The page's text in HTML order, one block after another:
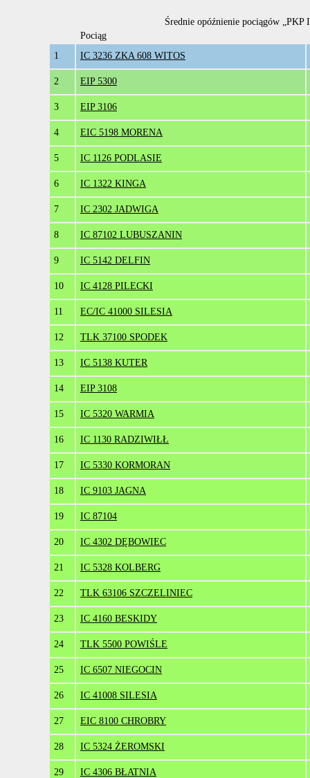
Średnie opóźnienie pociągów
Pociąg
1
IC 3236 ZKA 608 WITOS
2 EIP 5300
3 EIP 3106
4 EIC 5198 MORENA
5 IC 1126 PODLASIE
6 IC 1322 KINGA
7 IC 2302 JADWIGA
8 IC 87102 LUBUSZANIN
9 IC 5142 DELFIN
10 IC 4128 PILECKI
11 EC/IC 41000 SILESIA
12 TLK 37100 SPODEK
13 IC 5138 KUTER
14 EIP 3108
15 IC 5320 WARMIA
16 IC 1130 RADZIWIŁŁ
17 IC 5330 KORMORAN
18 IC 9103 JAGNA
19 IC 87104
20 IC 4302 DĘBOWIEC
21 IC 5328 KOLBERG
22 TLK 63106 SZCZELINIEC
23 IC 4160 BESKIDY
24 TLK 5500 POWIŚLE
25 IC 6507 NIEGOCIN
26 IC 41008 SILESIA
27 EIC 8100 CHROBRY
28 IC 5324 ŻEROMSKI
29 IC 4306 BŁATNIA